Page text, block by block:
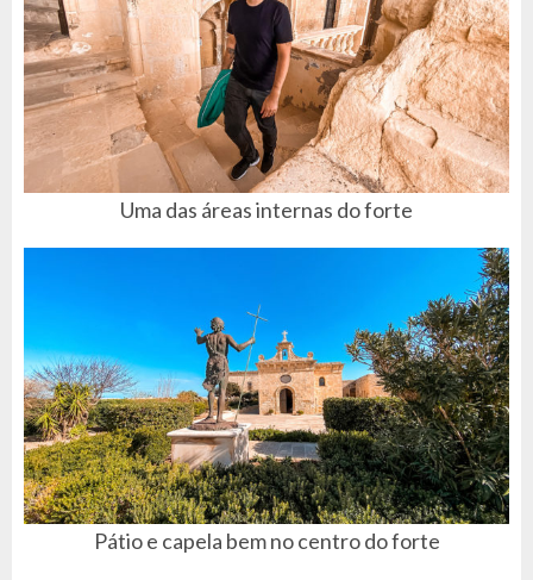
Uma das áreas internas do forte
Pátio e capela bem no centro do forte